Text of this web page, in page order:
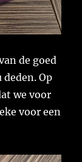
de goed
Op
we voor
voor een